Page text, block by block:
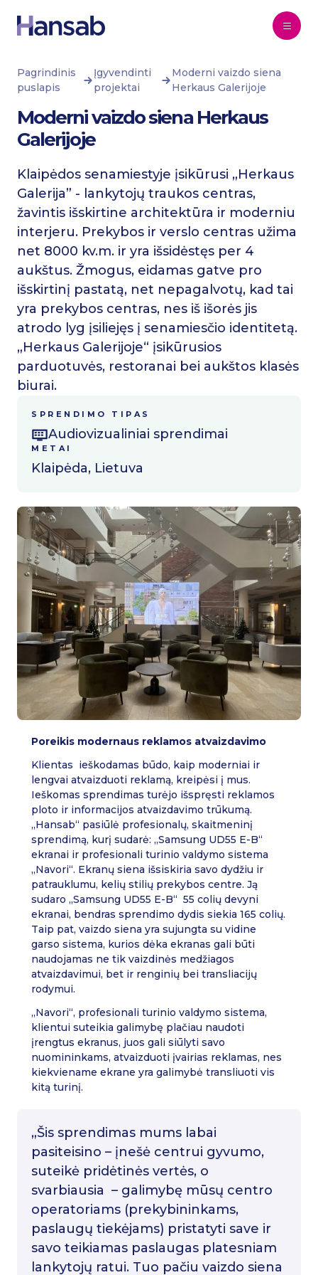
Pagrindinis
puslapis
Įgyvendinti
projektai
Moderni vaizdo siena
Herkaus Galerijoje
Moderni vaizdo siena Herkaus
Galerijoje
Klaipėdos senamiestyje įsikūrusi „Herkaus
Galerija” - lankytojų traukos centras,
žavintis išskirtine architektūra ir moderniu
interjeru. Prekybos ir verslo centras užima
net 8000 kv.m. ir yra išsidėstęs per 4
aukštus. Žmogus, eidamas gatve pro
išskirtinį pastatą, net nepagalvotų, kad tai
yra prekybos centras, nes iš išorės jis
atrodo lyg įsiliejęs į senamiesčio identitetą.
„Herkaus Galerijoje“ įsikūrusios
parduotuvės, restoranai bei aukštos klasės
biurai.
SPRENDIMO TIPAS
Audiovizualiniai sprendimai
METAI
Klaipėda, Lietuva
Poreikis modernaus reklamos atvaizdavimo
Klientas ieškodamas būdo, kaip moderniai ir
lengvai atvaizduoti reklamą, kreipėsi į mus.
Ieškomas sprendimas turėjo išspręsti reklamos
ploto ir informacijos atvaizdavimo trūkumą.
„Hansab“ pasiūlė profesionalų, skaitmeninį
sprendimą, kurį sudarė: „Samsung UD55 E-B“
ekranai ir profesionali turinio valdymo sistema
„Navori“. Ekranų siena išsiskiria savo dydžiu ir
patrauklumu, kelių stilių prekybos centre. Ją
sudaro „Samsung UD55 E-B“ 55 colių devyni
ekranai, bendras sprendimo dydis siekia 165 colių.
Taip pat, vaizdo siena yra sujungta su vidine
garso sistema, kurios dėka ekranas gali būti
naudojamas ne tik vaizdinės medžiagos
atvaizdavimui, bet ir renginių bei transliacijų
rodymui.
„Navori“, profesionali turinio valdymo sistema,
klientui suteikia galimybę plačiau naudoti
įrengtus ekranus, juos gali siūlyti savo
nuomininkams, atvaizduoti įvairias reklamas, nes
kiekviename ekrane yra galimybė transliuoti vis
kitą turinį.
„Šis sprendimas mums labai
pasiteisino – įnešė centrui gyvumo,
suteikė pridėtinės vertės, o
svarbiausia – galimybę mūsų centro
operatoriams (prekybininkams,
paslaugų tiekėjams) pristatyti save ir
savo teikiamas paslaugas platesniam
lankytojų ratui. Tuo pačiu vaizdo siena